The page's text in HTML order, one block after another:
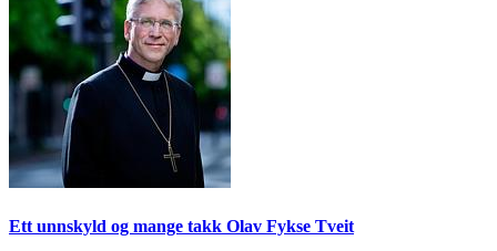
Ett unnskyld og mange takk Olav Fykse Tveit